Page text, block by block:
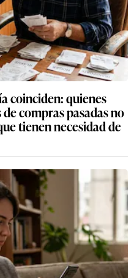
coinciden: quienes
compras pasadas no
tienen necesidad de